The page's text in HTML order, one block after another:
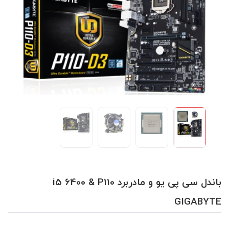
باندل سی پی یو و مادربرد i5 6400 & P110
GIGABYTE